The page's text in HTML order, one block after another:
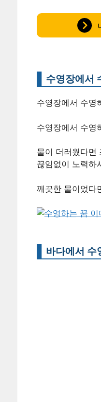
수영장에서
수영장에서 수영
수영장에서 수영
물이 더러웠다면
끊임없이 노력하
깨끗한 물이었다
바다에서 수